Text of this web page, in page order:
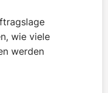
wie viele
werden